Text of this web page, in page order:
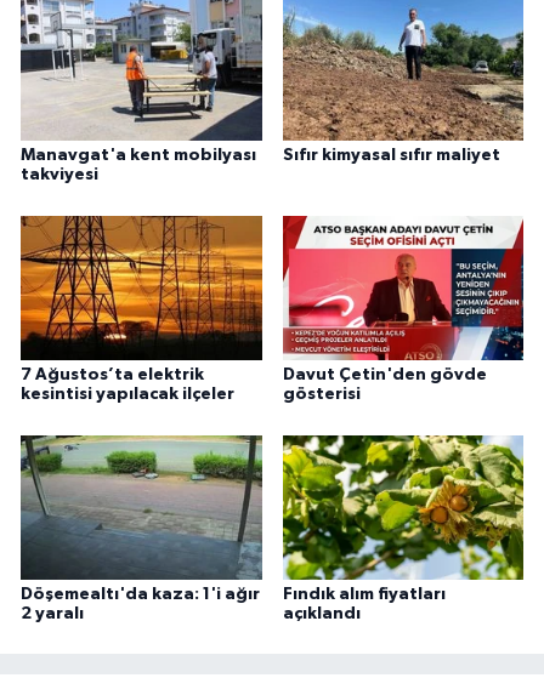
Manavgat'a kent mobilyası
takviyesi
Sıfır kimyasal sıfır maliyet
7 Ağustos’ta elektrik
kesintisi yapılacak ilçeler
Davut Çetin'den gövde
gösterisi
Döşemealtı'da kaza: 1'i ağır
2 yaralı
Fındık alım fiyatları
açıklandı